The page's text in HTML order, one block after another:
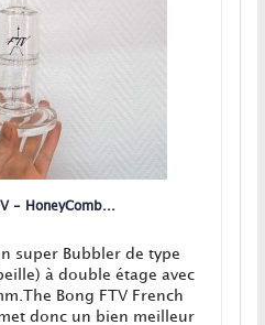
- HoneyComb...
super Bubbler de type
à double étage avec
Bong FTV French
donc un bien meilleur